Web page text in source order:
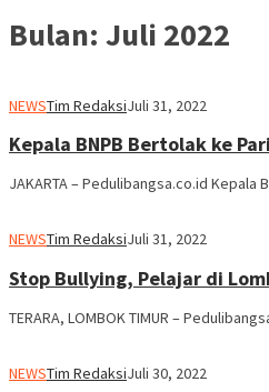
Bulan: Juli 2022
NEWSTim RedaksiJuli 31, 2022
Kepala BNPB Bertolak ke
JAKARTA – Pedulibangsa.co.id
NEWSTim RedaksiJuli 31, 2022
Stop Bullying, Pelajar di
TERARA, LOMBOK TIMUR –
NEWSTim RedaksiJuli 30, 2022